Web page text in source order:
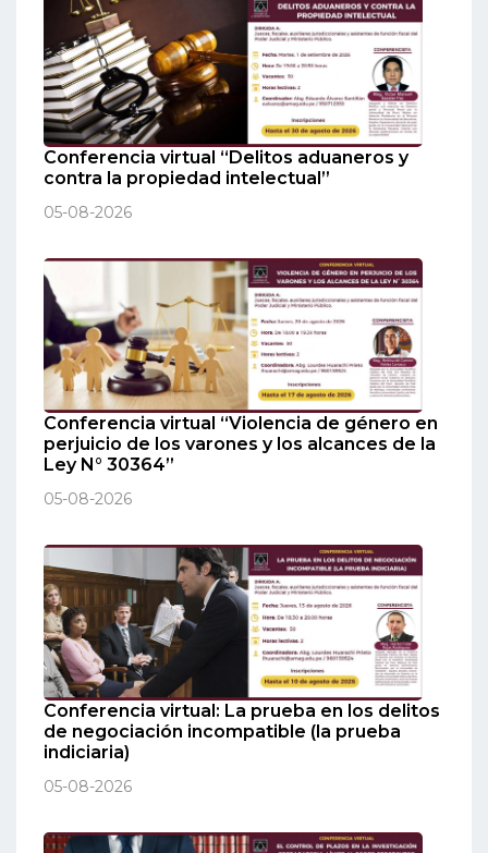
Conferencia virtual “Delitos aduaneros y
contra la propiedad intelectual”
05-08-2026
Conferencia virtual “Violencia de género en
perjuicio de los varones y los alcances de la
Ley N° 30364”
05-08-2026
Conferencia virtual: La prueba en los delitos
de negociación incompatible (la prueba
indiciaria)
05-08-2026